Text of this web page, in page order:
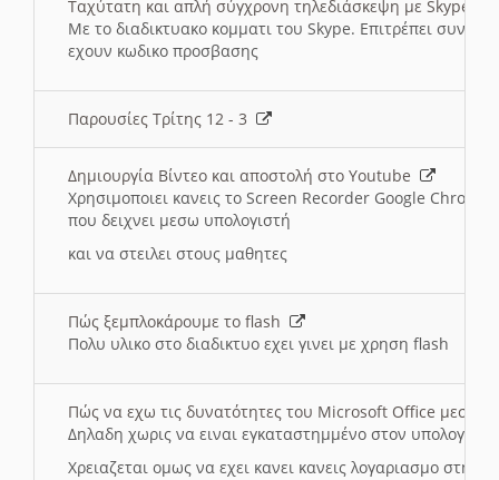
Ταχύτατη και απλή σύγχρονη τηλεδιάσκεψη με Skype
Με το διαδικτυακο κομματι του Skype. Επιτρέπει
εχουν κωδικο προσβασης
Παρουσίες Τρίτης 12 - 3
Δημιουργία Βίντεο και αποστολή στο Youtube
Χρησιμοποιει κανεις το Screen Recorder Google Chrome
που δειχνει μεσω υπολογιστή
και να στειλει στους μαθητες
Πώς ξεμπλοκάρουμε το flash
Πολυ υλικο στο διαδικτυο εχει γινει με χρηση flash
Πώς να εχω τις δυνατότητες του Microsoft Office μεσω
Δηλαδη χωρις να ειναι εγκαταστημμένο στον
Χρειαζεται ομως να εχει κανει κανεις λογαριασμο στη